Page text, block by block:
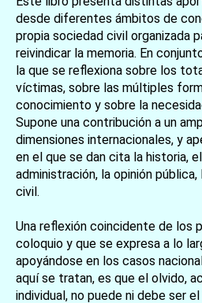
desde diferentes ámbitos de
propia sociedad civil organizada
reivindicar la memoria. En
la que se reflexiona sobre los
víctimas, sobre las múltiples
conocimiento y sobre la
Supone una contribución a un
dimensiones internacionales, y
en el que se dan cita la historia,
administración, la opinión
civil.
Una reflexión coincidente de los
coloquio y que se expresa a lo
apoyándose en los casos
aquí se tratan, es que el olvido,
individual, no puede ni debe ser